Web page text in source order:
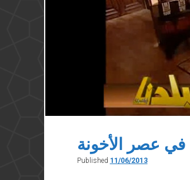
في عصر الأخونة
Published 11/06/2013